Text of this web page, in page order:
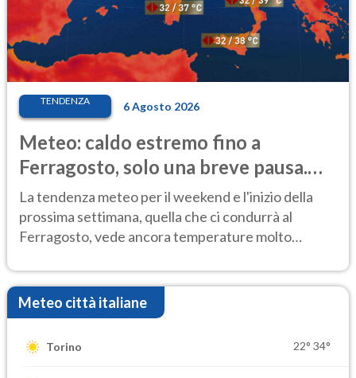
TENDENZA 6 Agosto 2026
Meteo: caldo estremo fino a
Ferragosto, solo una breve pausa.
Ecco dove
La tendenza meteo per il weekend e l'inizio della
prossima settimana, quella che ci condurrà al
Ferragosto, vede ancora temperature molto
Meteo città italiane
Torino 22° 34°